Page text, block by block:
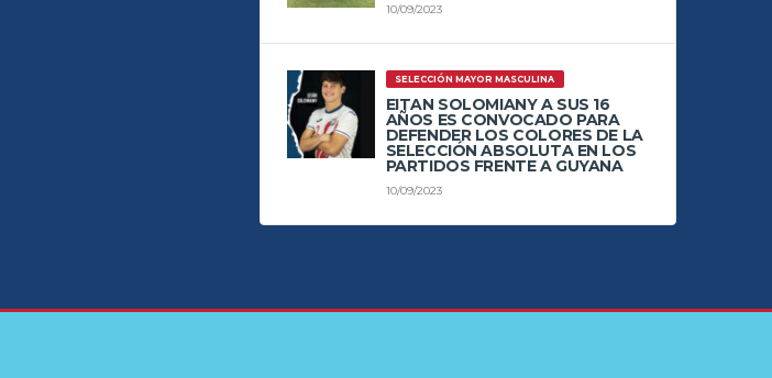
10/09/2023
SELECCIÓN MAYOR MASCULINA
EITAN SOLOMIANY A SUS 16
AÑOS ES CONVOCADO PARA
DEFENDER LOS COLORES DE LA
SELECCIÓN ABSOLUTA EN LOS
PARTIDOS FRENTE A GUYANA
10/09/2023